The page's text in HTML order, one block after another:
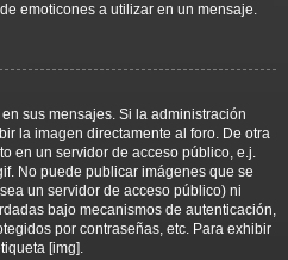
emoticones a utilizar en un mensaje.
sus mensajes. Si la administración
la imagen directamente al foro. De otra
en un servidor de acceso público, e.j.
No puede publicar imágenes que se
un servidor de acceso público) ni
bajo mecanismos de autenticación,
por contraseñas, etc. Para exhibir
[img].